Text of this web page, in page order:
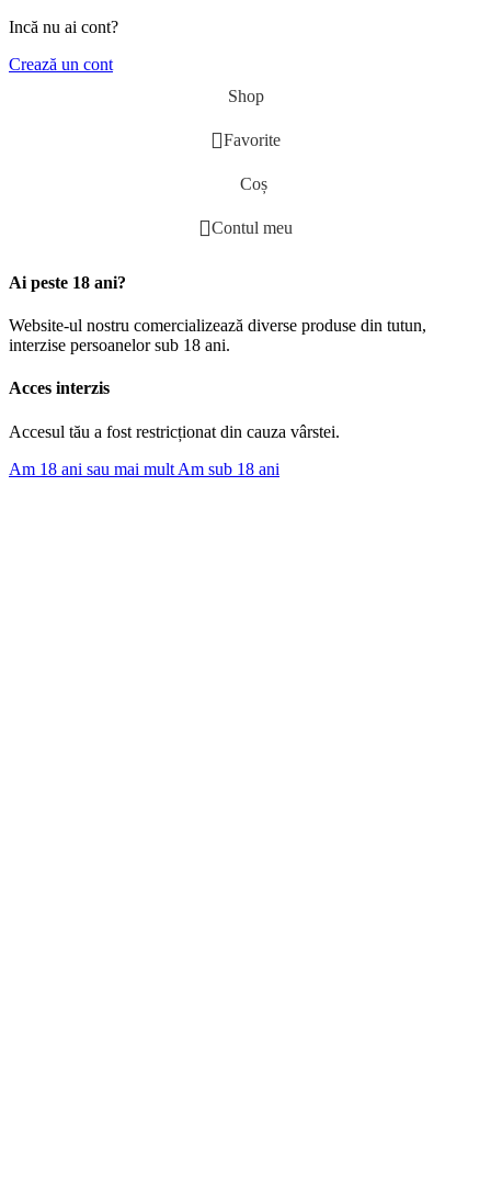
Incă nu ai cont?
Crează un cont
Shop
Favorite
Coș
Contul meu
Ai peste 18 ani?
Website-ul nostru comercializează diverse produse din tutun,
interzise persoanelor sub 18 ani.
Acces interzis
Accesul tău a fost restricționat din cauza vârstei.
Am 18 ani sau mai mult Am sub 18 ani